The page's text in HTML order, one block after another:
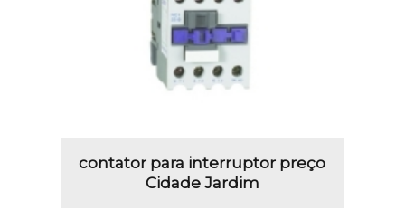
contator para interruptor preço
Cidade Jardim